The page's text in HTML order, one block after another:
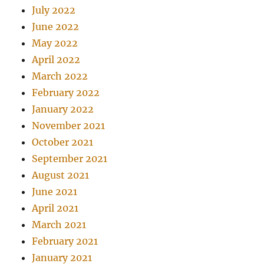
July 2022
June 2022
May 2022
April 2022
March 2022
February 2022
January 2022
November 2021
October 2021
September 2021
August 2021
June 2021
April 2021
March 2021
February 2021
January 2021